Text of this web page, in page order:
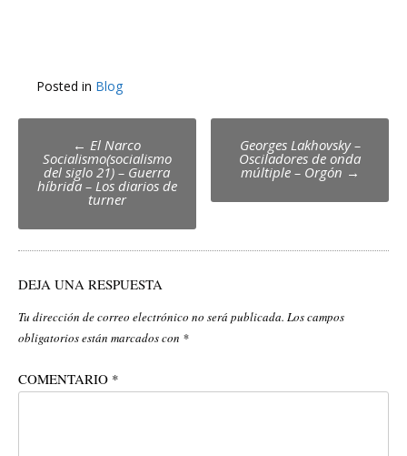
Posted in Blog
navigation
← El Narco
Socialismo(socialismo
del siglo 21) – Guerra
híbrida – Los diarios de
turner
Georges Lakhovsky –
Osciladores de onda
múltiple – Orgón →
DEJA UNA RESPUESTA
Tu dirección de correo electrónico no será publicada. Los campos
obligatorios están marcados con *
COMENTARIO *